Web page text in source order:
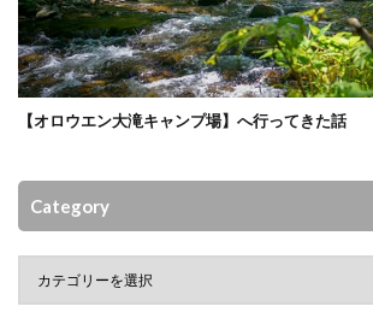
【オロウエン大滝キャンプ場】へ行ってきた話
Category